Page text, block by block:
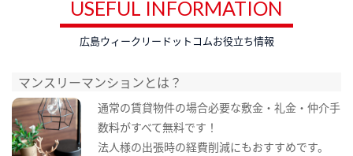
USEFUL INFORMATION
広島ウィークリードットコムお役立ち情報
マンスリーマンションとは？
通常の賃貸物件の場合必要な敷金・礼金・仲介手
数料がすべて無料です！
法人様の出張時の経費削減にもおすすめです。